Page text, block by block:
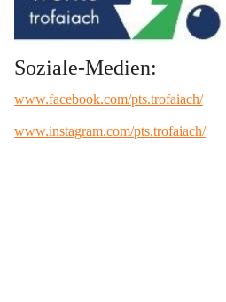
Soziale-Medien:
www.facebook.com/pts.trofaiach/
www.instagram.com/pts.trofaiach/